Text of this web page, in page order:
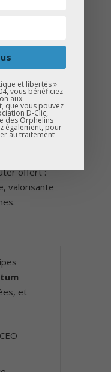
avec un
offert :
valorisante
et
et libertés »
vous bénéficiez
aux
que vous pouvez
D-Clic,
des Orphelins
également, pour
au traitement